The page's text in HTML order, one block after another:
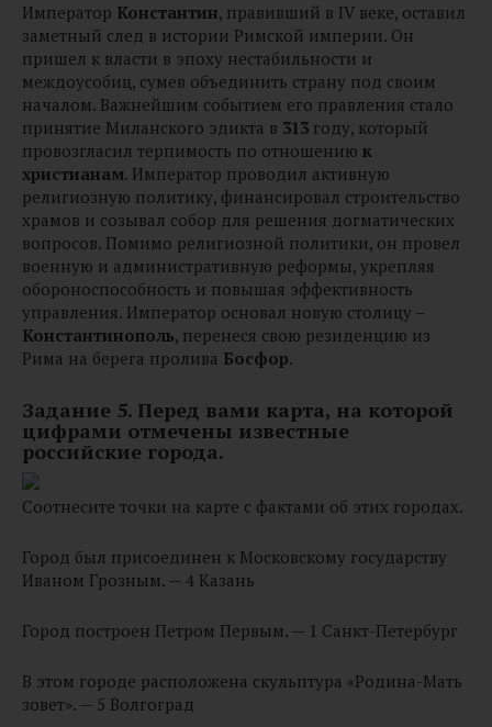
Император Константин, правивший в IV веке, оставил
заметный след в истории Римской империи. Он
пришел к власти в эпоху нестабильности и
междоусобиц, сумев объединить страну под своим
началом. Важнейшим событием его правления стало
принятие Миланского эдикта в 313 году, который
провозгласил терпимость по отношению к
христианам. Император проводил активную
религиозную политику, финансировал строительство
храмов и созывал собор для решения догматических
вопросов. Помимо религиозной политики, он провел
военную и административную реформы, укрепляя
обороноспособность и повышая эффективность
управления. Император основал новую столицу –
Константинополь, перенеся свою резиденцию из
Рима на берега пролива Босфор.
Задание 5. Перед вами карта, на которой
цифрами отмечены известные
российские города.
Соотнесите точки на карте с фактами об этих городах.
Город был присоединен к Московскому государству
Иваном Грозным. — 4 Казань
Город построен Петром Первым. — 1 Санкт-Петербург
В этом городе расположена скульптура «Родина-Мать
зовет». — 5 Волгоград